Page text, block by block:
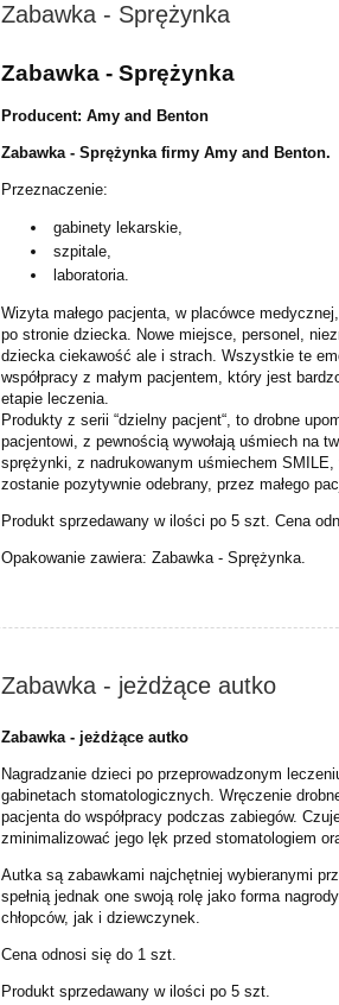
Zabawka - Sprężynka
Zabawka - Sprężynka
Producent: Amy and Benton
Zabawka - Sprężynka firmy Amy and Benton.
Przeznaczenie:
gabinety lekarskie,
szpitale,
laboratoria.
Wizyta małego pacjenta, w placówce
po stronie dziecka. Nowe miejsce, personel,
dziecka ciekawość ale i strach. Wszystkie te
współpracy z małym pacjentem, który jest
etapie leczenia.
Produkty z serii “dzielny pacjent“, to drobne
pacjentowi, z pewnością wywołają uśmiech na
sprężynki, z nadrukowanym uśmiechem
zostanie pozytywnie odebrany, przez małego
Produkt sprzedawany w ilości po 5 szt. Cena
Opakowanie zawiera: Zabawka - Sprężynka.
Zabawka - jeżdżące autko
Zabawka - jeżdżące autko
Nagradzanie dzieci po przeprowadzonym
gabinetach stomatologicznych. Wręczenie
pacjenta do współpracy podczas zabiegów.
zminimalizować jego lęk przed stomatologiem
Autka są zabawkami najchętniej wybieranymi
spełnią jednak one swoją rolę jako forma
chłopców, jak i dziewczynek.
Cena odnosi się do 1 szt.
Produkt sprzedawany w ilości po 5 szt.